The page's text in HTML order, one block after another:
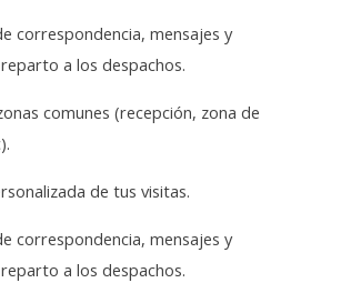
correspondencia, mensajes y
a los despachos.
comunes (recepción, zona de
de tus visitas.
correspondencia, mensajes y
a los despachos.